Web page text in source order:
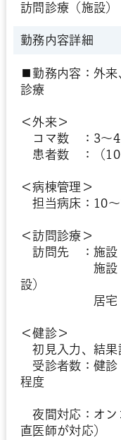
訪問診療（施設）
勤務内容詳細
■勤務内容：外来
診療
＜外来＞
コマ数 ：3～4
患者数 ：（10
＜病棟管理＞
担当病床：10～
＜訪問診療＞
訪問先 ：施設
施設：5～7
設）
居宅：2
＜健診＞
初見入力、結果
受診者数：健診
程度
夜間対応：オン
直医師が対応）